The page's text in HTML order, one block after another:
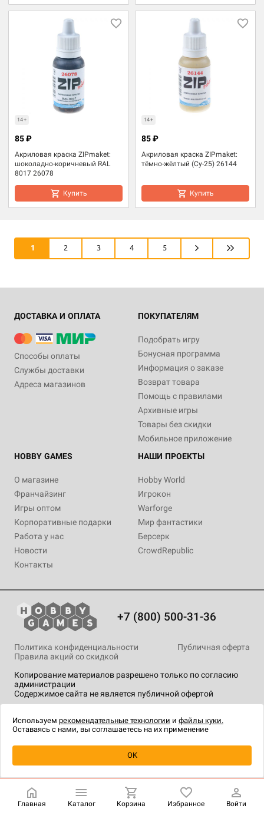
14+
Акриловая краска ZIPmaket:
шоколадно-коричневый RAL
8017 26078
85 ₽
Купить
14+
Акриловая краска ZIPmaket:
тёмно-жёлтый (Су-25) 26144
85 ₽
Купить
1 2 3 4 5
ДОСТАВКА И ОПЛАТА
Способы оплаты
Службы доставки
Адреса магазинов
ПОКУПАТЕЛЯМ
Подобрать игру
Бонусная программа
Информация о заказе
Возврат товара
Помощь с правилами
Архивные игры
Товары без скидки
Мобильное приложение
HOBBY GAMES
О магазине
Франчайзинг
Игры оптом
Корпоративные подарки
Работа у нас
Новости
Контакты
НАШИ ПРОЕКТЫ
Hobby World
Игрокон
Warforge
Мир фантастики
Берсерк
CrowdRepublic
+7 (800) 500-31-36
Копирование материалов разрешено только по согласию
администрации
Содержимое сайта не является публичной офертой
Политика конфиденциальности
Публичная оферта
Правила акций со скидкой
технологии .
Главная Каталог Корзина Избранное Войти
Используем рекомендательные технологии и файлы куки.
Оставаясь с нами, вы соглашаетесь на их применение
OK